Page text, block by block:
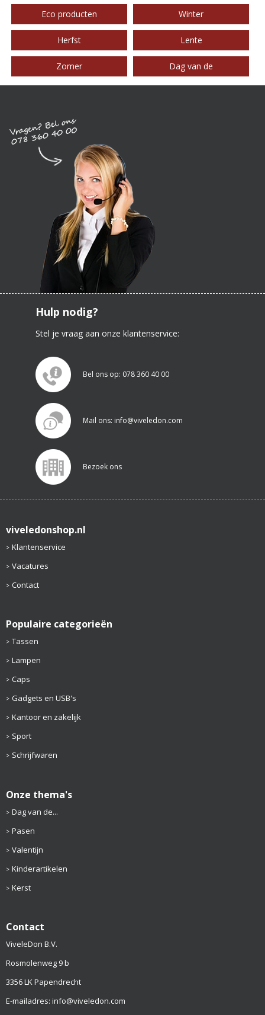
Eco producten Winter
Herfst Lente
Zomer Dag van de
Hulp nodig?
Stel je vraag aan onze klantenservice:
Bel ons op: 078 360 40 00
Mail ons: info@viveledon.com
Bezoek ons
viveledonshop.nl
Klantenservice
Vacatures
Contact
Populaire categorieën
Tassen
Lampen
Caps
Gadgets en USB's
Kantoor en zakelijk
Sport
Schrijfwaren
Onze thema's
Dag van de...
Pasen
Valentijn
Kinderartikelen
Kerst
Contact
ViveleDon B.V.
Rosmolenweg 9 b
3356 LK Papendrecht
E-mailadres: info@viveledon.com